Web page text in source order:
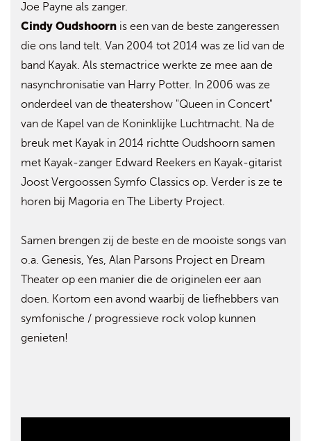
Joe Payne als zanger.
Cindy Oudshoorn is een van de beste zangeressen
die ons land telt. Van 2004 tot 2014 was ze lid van de
band Kayak. Als stemactrice werkte ze mee aan de
nasynchronisatie van Harry Potter. In 2006 was ze
onderdeel van de theatershow "Queen in Concert"
van de Kapel van de Koninklijke Luchtmacht. Na de
breuk met Kayak in 2014 richtte Oudshoorn samen
met Kayak-zanger Edward Reekers en Kayak-gitarist
Joost Vergoossen Symfo Classics op. Verder is ze te
horen bij Magoria en The Liberty Project.
Samen brengen zij de beste en de mooiste songs van
o.a. Genesis, Yes, Alan Parsons Project en Dream
Theater op een manier die de originelen eer aan
doen. Kortom een avond waarbij de liefhebbers van
symfonische / progressieve rock volop kunnen
genieten!